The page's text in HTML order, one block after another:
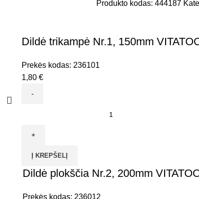
Produkto kodas: 444187
Dildė trikampė Nr.1, 150mm
Prekės kodas: 236101
1,80 €
Dildė
Nr.1,
150mm
Į KREPŠELĮ
Dildė plokščia Nr.2, 200mm
Prekės kodas: 236012